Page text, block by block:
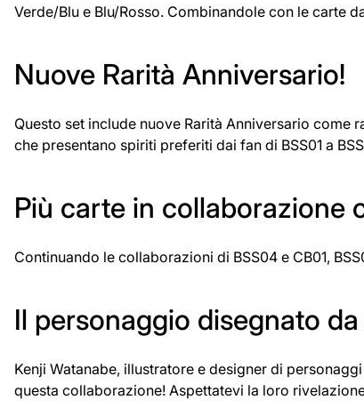
Verde/Blu e Blu/Rosso. Combinandole con le carte
Nuove Rarità Anniversario!
Questo set include nuove Rarità Anniversario come
che presentano spiriti preferiti dai fan di BSS01 a
Più carte in collaborazione
Continuando le collaborazioni di BSS04 e CB01,
Il personaggio disegnato
Kenji Watanabe, illustratore e designer di
questa collaborazione! Aspettatevi la loro